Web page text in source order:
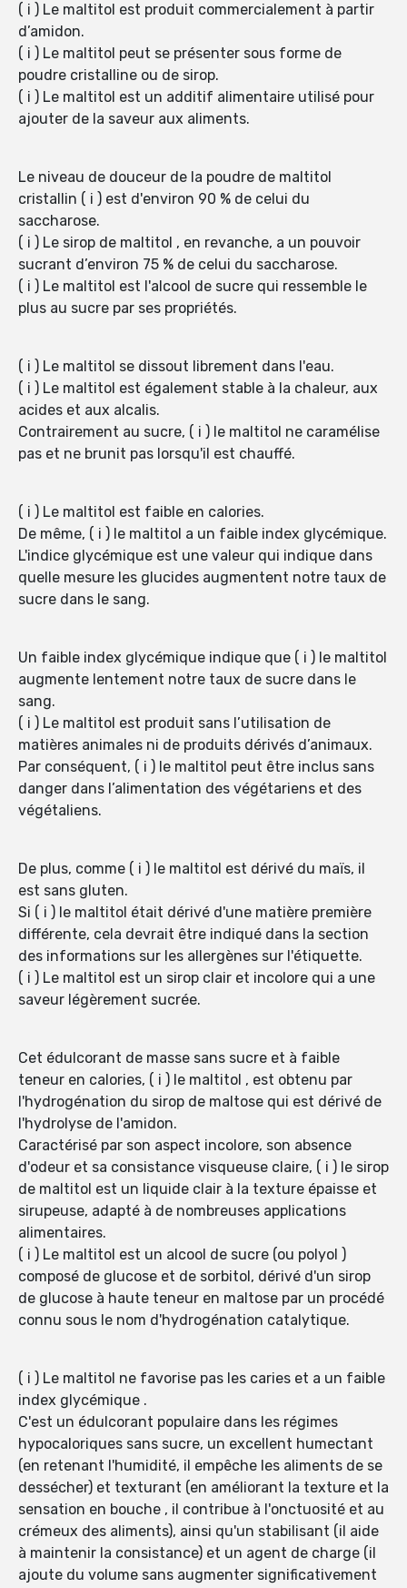
( i ) Le maltitol est produit commercialement à partir
d’amidon.
( i ) Le maltitol peut se présenter sous forme de
poudre cristalline ou de sirop.
( i ) Le maltitol est un additif alimentaire utilisé pour
ajouter de la saveur aux aliments.
Le niveau de douceur de la poudre de maltitol
cristallin ( i ) est d'environ 90 % de celui du
saccharose.
( i ) Le sirop de maltitol , en revanche, a un pouvoir
sucrant d’environ 75 % de celui du saccharose.
( i ) Le maltitol est l'alcool de sucre qui ressemble le
plus au sucre par ses propriétés.
( i ) Le maltitol se dissout librement dans l'eau.
( i ) Le maltitol est également stable à la chaleur, aux
acides et aux alcalis.
Contrairement au sucre, ( i ) le maltitol ne caramélise
pas et ne brunit pas lorsqu'il est chauffé.
( i ) Le maltitol est faible en calories.
De même, ( i ) le maltitol a un faible index glycémique.
L'indice glycémique est une valeur qui indique dans
quelle mesure les glucides augmentent notre taux de
sucre dans le sang.
Un faible index glycémique indique que ( i ) le maltitol
augmente lentement notre taux de sucre dans le
sang.
( i ) Le maltitol est produit sans l’utilisation de
matières animales ni de produits dérivés d’animaux.
Par conséquent, ( i ) le maltitol peut être inclus sans
danger dans l’alimentation des végétariens et des
végétaliens.
De plus, comme ( i ) le maltitol est dérivé du maïs, il
est sans gluten.
Si ( i ) le maltitol était dérivé d'une matière première
différente, cela devrait être indiqué dans la section
des informations sur les allergènes sur l'étiquette.
( i ) Le maltitol est un sirop clair et incolore qui a une
saveur légèrement sucrée.
Cet édulcorant de masse sans sucre et à faible
teneur en calories, ( i ) le maltitol , est obtenu par
l'hydrogénation du sirop de maltose qui est dérivé de
l'hydrolyse de l'amidon.
Caractérisé par son aspect incolore, son absence
d'odeur et sa consistance visqueuse claire, ( i ) le sirop
de maltitol est un liquide clair à la texture épaisse et
sirupeuse, adapté à de nombreuses applications
alimentaires.
( i ) Le maltitol est un alcool de sucre (ou polyol )
composé de glucose et de sorbitol, dérivé d'un sirop
de glucose à haute teneur en maltose par un procédé
connu sous le nom d'hydrogénation catalytique.
( i ) Le maltitol ne favorise pas les caries et a un faible
index glycémique .
C'est un édulcorant populaire dans les régimes
hypocaloriques sans sucre, un excellent humectant
(en retenant l'humidité, il empêche les aliments de se
dessécher) et texturant (en améliorant la texture et la
sensation en bouche , il contribue à l'onctuosité et au
crémeux des aliments), ainsi qu'un stabilisant (il aide
à maintenir la consistance) et un agent de charge (il
ajoute du volume sans augmenter significativement